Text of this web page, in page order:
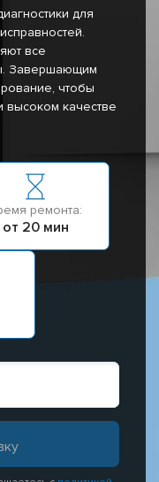
для
все
Завершающим
чтобы
высоком качестве
ремонта:
от 20 мин